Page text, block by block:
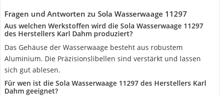
Fragen und Antworten zu Sola Wasserwaage 11297
Aus welchen Werkstoffen wird die Sola Wasserwaage 11297
des Herstellers Karl Dahm produziert?
Das Gehäuse der Wasserwaage besteht aus robustem
Aluminium. Die Präzisionslibellen sind verstärkt und lassen
sich gut ablesen.
Für wen ist die Sola Wasserwaage 11297 des Herstellers Karl
Dahm geeignet?